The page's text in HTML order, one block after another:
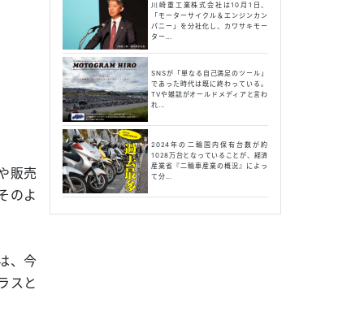
販売
のよ
、今
スと
川崎重工業株式会社は10月1日、
「モーターサイクル＆エンジンカン
パニー」を分社化し、カワサキモー
ター...
SNSが「単なる自己満足のツール」
であった時代は既に終わっている。
TVや雑誌がオールドメディアと言わ
れ...
2024年の二輪国内保有台数が約
1028万台となっていることが、経済
産業省『二輪車産業の概況』によっ
て分...